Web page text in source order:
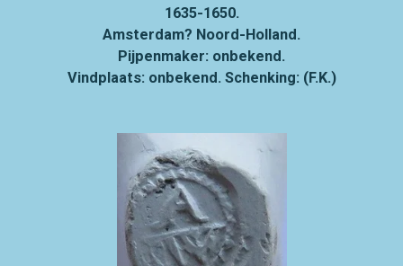
1635-1650.
Amsterdam? Noord-Holland.
Pijpenmaker: onbekend.
Vindplaats: onbekend. Schenking: (F.K.)